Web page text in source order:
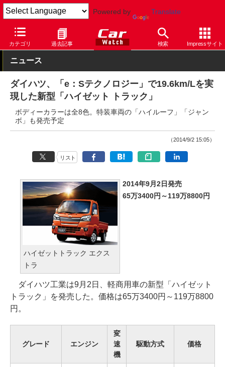
Powered by Translate
カテゴリ 過去記事 検索 Impressサイト
Car Watch 自動車 ダイハツ ハイゼット
ニュース
ダイハツ、「e：Sテクノロジー」で19.6km/Lを実
現した新型「ハイゼット トラック」
ボディーカラーは全8色。特装車両の「ハイルーフ」「ジャン
ボ」も発売予定
（2014/9/2 15:05）
リスト
ハイゼットトラック エクス
トラ
2014年9月2日発売
65万3400円～119万8800円
ダイハツ工業は9月2日、軽商用車の新型「ハイゼット
トラック」を発売した。価格は65万3400円～119万8800
円。
グレード エンジン
変
速
機
駆動方式 価格